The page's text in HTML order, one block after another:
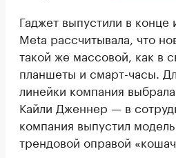
Гаджет выпустили в
Meta рассчитывала, что
такой же массовой, как в
планшеты и смарт-часы.
линейки компания
Кайли Дженнер — в
компания выпустил
трендовой оправой